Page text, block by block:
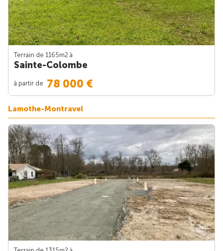
Terrain de 1165m2 à
Sainte-Colombe
à partir de 78 000 €
Lamothe-Montravel